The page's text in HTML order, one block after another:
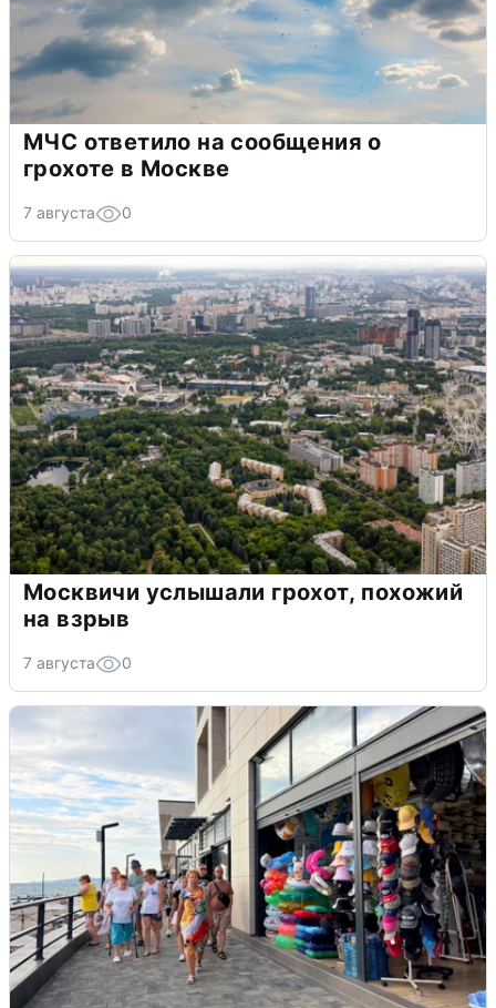
МЧС ответило на сообщения о
грохоте в Москве
7 августа 0
Москвичи услышали грохот, похожий
на взрыв
7 августа 0